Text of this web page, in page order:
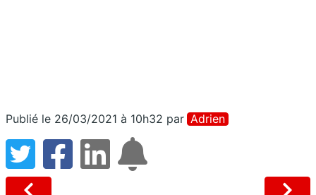
Publié le 26/03/2021 à 10h32 par Adrien